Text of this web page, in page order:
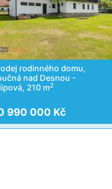
rodinného domu,
nad Desnou -
210 m2
990 000 Kč